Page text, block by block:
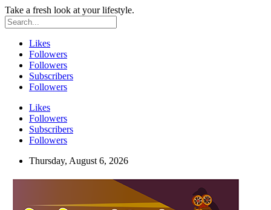
Take a fresh look at your lifestyle.
Likes
Followers
Followers
Subscribers
Followers
Likes
Followers
Subscribers
Followers
Thursday, August 6, 2026